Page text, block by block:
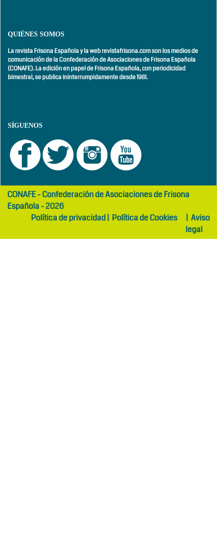
QUIÉNES SOMOS
La revista Frisona Española y la web revistafrisona.com son los medios de
comunicación de la Confederación de Asociaciones de Frisona Española
(CONAFE). La edición en papel de Frisona Española, conperiodicidad
bimestral,se publica ininterrumpidamente desde 1981.
SÍGUENOS
girls
abaya
maltepe
otelCONAFE - Confederación de Asociaciones de Frisona
Española - 2026
Política de privacidad| Política de Cookies | Aviso
legal